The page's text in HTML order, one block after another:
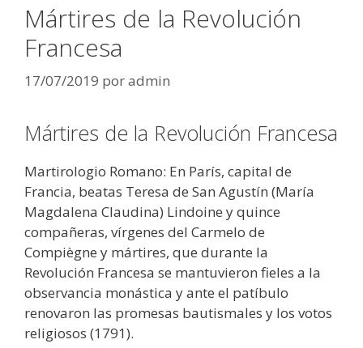
Mártires de la Revolución
Francesa
17/07/2019 poradmin
Mártires de la Revolución Francesa
Martirologio Romano: En París, capital de
Francia, beatas Teresa de San Agustín (María
Magdalena Claudina) Lindoine y quince
compañeras, vírgenes del Carmelo de
Compiègne y mártires, que durante la
Revolución Francesa se mantuvieron fieles a la
observancia monástica y ante el patíbulo
renovaron las promesas bautismales y los votos
religiosos (1791).